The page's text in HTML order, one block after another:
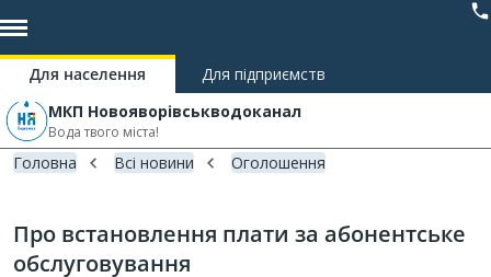
Для населення
Для підприємств
МКП Новояворівськводоканал
Вода твого міста!
Головна Всі новини Оголошення
Про встановлення плати за абонентське
обслуговування